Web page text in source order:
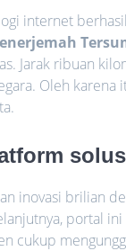
internet
Jarak ribuan
Oleh karena
inovasi brilian
portal
cukup